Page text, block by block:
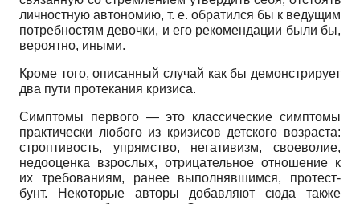
личностную автономию, т. е. обратился бы к ведущим
потребностям девочки, и его рекомендации были бы,
вероятно, иными.
Кроме того, описанный случай как бы демонстрирует
два пути протекания кризиса.
Симптомы первого — это классические симптомы
практически любого из кризисов детского возраста:
строптивость, упрямство, негативизм, своеволие,
недооценка взрослых, отрицательное отношение к
их требованиям, ранее выполнявшимся, протест-
бунт. Некоторые авторы добавляют сюда также